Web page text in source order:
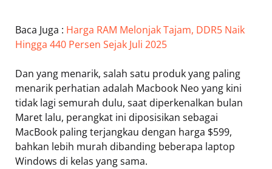
Baca Juga : Harga RAM Melonjak Tajam, DDR5 Naik
Hingga 440 Persen Sejak Juli 2025
Dan yang menarik, salah satu produk yang paling
menarik perhatian adalah Macbook Neo yang kini
tidak lagi semurah dulu, saat diperkenalkan bulan
Maret lalu, perangkat ini diposisikan sebagai
MacBook paling terjangkau dengan harga $599,
bahkan lebih murah dibanding beberapa laptop
Windows di kelas yang sama.